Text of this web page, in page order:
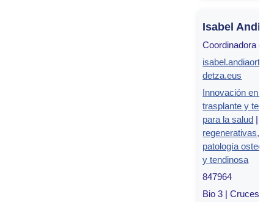
Isabel Andía
Coordinadora del
detza.eus
Innovación en
trasplante y
para la salud |
regenerativas,
patología
y tendinosa
847964
Bio 3 | Cruces,